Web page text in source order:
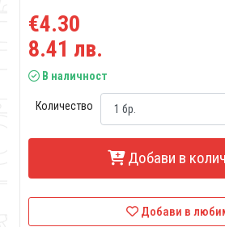
€4.30
8.41 лв.
В наличност
Количество
Добави в
Добави в